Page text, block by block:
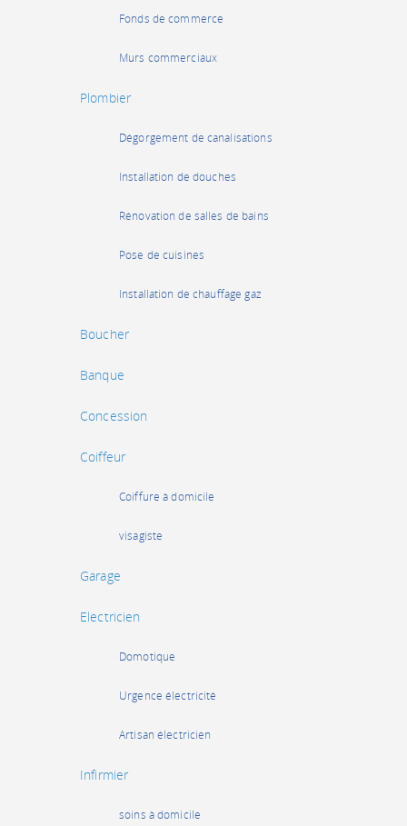
Fonds de commerce
Murs commerciaux
Plombier
Dégorgement de canalisations
Installation de douches
Rénovation de salles de bains
Pose de cuisines
Installation de chauffage gaz
Boucher
Banque
Concession
Coiffeur
Coiffure à domicile
visagiste
Garage
Electricien
Domotique
Urgence électricité
Artisan électricien
Infirmier
soins à domicile